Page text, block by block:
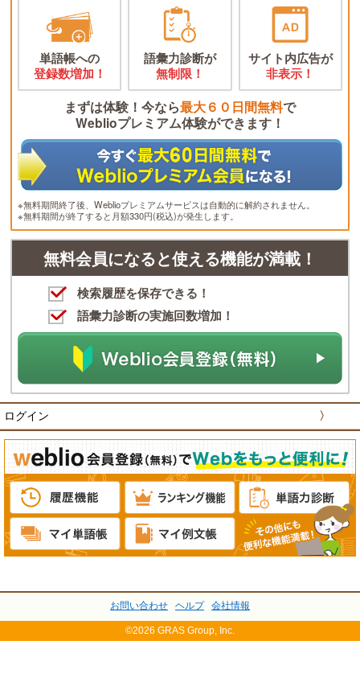
単語帳への
登録数増加！
語彙力診断が
無制限！
サイト内広告が
非表示！
まずは体験！今なら最大６０日間無料で
Weblioプレミアム体験ができます！
※無料期間終了後、Weblioプレミアムサービスは自動的に解約されません。
※無料期間が終了すると月額330円(税込)が発生します。
無料会員になると使える機能が満載！
検索履歴を保存できる！
語彙力診断の実施回数増加！
ログイン 〉
お問い合わせ ヘルプ 会社情報
©2026 GRAS Group, Inc.